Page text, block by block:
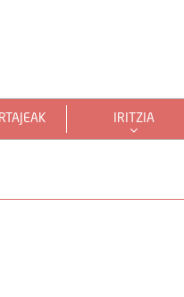
IRITZIA